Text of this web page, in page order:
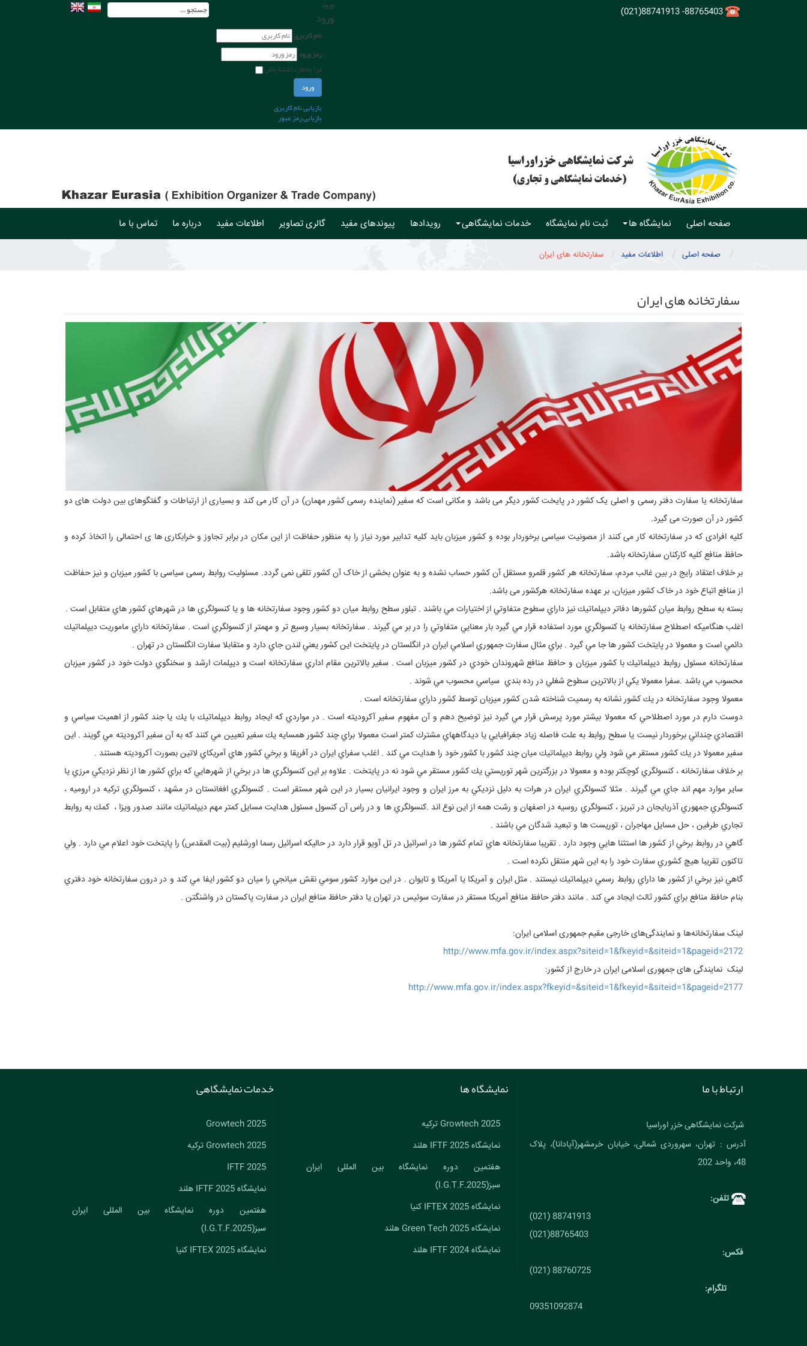
ورود
ورود
نام کاربری
رمز ورود
مرا بخاطر داشته باش
ورود
بازیابی نام کاربری
بازیابی رمز عبور
صفحه اصلی نمایشگاه ها ثبت نام نمایشگاه خدمات نمایشگاهی رویدادها پیوندهای مفید گالری تصاویر اطلاعات مفید درباره ما تماس با ما
صفحه اصلی اطلاعات مفید سفارتخانه های ایران
سفارتخانه های ایران
سفارتخانه یا سفارت دفتر رسمی و اصلی یک کشور در پایخت کشور دیگر می باشد و مکانی است که سفیر (نماینده رسمی کشور مهمان) در آن کار می کند و بسیاری از ارتباطات و گفتگوهای بین دولت های دو
کشور در آن صورت می گیرد.
کلیه افرادی که در سفارتخانه کار می کنند از مصونیت سیاسی برخوردار بوده و کشور میزبان باید کلیه تدابیر مورد نیاز را به منظور حفاظت از این مکان در برابر تجاوز و خرابکاری ها ی احتمالی را اتخاذ کرده و
حافظ منافع کلیه کارکنان سفارتخانه باشد.
بر خلاف اعتقاد رایج در بین غالب مردم، سفارتخانه هر کشور قلمرو مستقل آن کشور حساب نشده و به عنوان بخشی از خاک آن کشور تلقی نمی گردد. مسئولیت روابط رسمی سیاسی با کشور میزبان و نیز حفاظت
از منافع اتباع خود در خاک کشور میزبان، بر عهده سفارتخانه هرکشور می باشد.
بسته به سطح روابط ميان كشورها دفاتر ديپلماتيك نيز داراي سطوح متفاوتي از اختيارات مي باشند . تبلور سطح روابط ميان دو كشور وجود سفارتخانه ها و يا كنسولگري ها در شهرهاي كشور هاي متقابل است .
اغلب هنگاميكه اصطلاح سفارتخانه يا كنسولگري مورد استفاده قرار مي گيرد بار معنايي متفاوتي را در بر مي گيرند . سفارتخانه بسيار وسيع تر و مهمتر از كنسولگري است . سفارتخانه داراي ماموريت ديپلماتيك
دائمي است و معمولا در پايتخت كشور ها جا مي گيرد . براي مثال سفارت جمهوري اسلامي ايران در انگلستان در پايتخت اين كشور يعني لندن جاي دارد و متقابلا سفارت انگلستان در تهران .
سفارتخانه مسئول روابط ديپلماتيك با كشور ميزبان و حافظ منافع شهروندان خودي در كشور ميزبان است . سفير بالاترين مقام اداري سفارتخانه است و ديپلمات ارشد و سخنگوي دولت خود در كشور ميزبان
محسوب مي باشد .سفرا معمولا يكي از بالاترين سطوح شغلي در رده بندي سياسي محسوب مي شوند .
معمولا وجود سفارتخانه در يك كشور نشانه به رسميت شناخته شدن كشور ميزبان توسط كشور داراي سفارتخانه است .
دوست دارم در مورد اصطلاحي كه معمولا بيشتر مورد پرسش قرار مي گيرد نيز توضيح دهم و آن مفهوم سفير آكروديته است . در مواردي كه ايجاد روابط ديپلماتيك با يك يا جند كشور از اهميت سياسي و
اقتصادي چنداني برخوردار نيست يا سطح روابط به علت فاصله زياد جغرافيايي يا ديدگاههاي مشترك كمتر است معمولا براي چند كشور همسايه يك سفير تعيين مي كنند كه به آن سفير آكروديته مي گويند . اين
سفير معمولا در يك كشور مستقر مي شود ولي روابط ديپلماتيك ميان چند كشور با كشور خود را هدايت مي كند . اغلب سفراي ايران در آفريقا و برخي كشور هاي آمريكاي لاتين بصورت آكروديته هستند .
بر خلاف سفارتخانه ، كنسولگري كوچكتر بوده و معمولا در بزرگترين شهر توريستي يك كشور مستقر مي شود نه در پايتخت . علاوه بر اين كنسولگري ها در برخي از شهرهايي كه براي كشور ها از نظر نزديكي مرزي يا
ساير موارد مهم اند جاي مي گيرند . مثلا كنسولگري ايران در هرات به دليل نزديكي به مرز ايران و وجود ايرانيان بسيار در اين شهر مستقر است . كنسولگري افغانستان در مشهد ، كنسولگري تركيه در اروميه ،
كنسولگري جمهوري آذربايجان در تبريز ، كنسولگري روسيه در اصفهان و رشت همه از اين نوع اند .كنسولگري ها و در راس آن كنسول مسئول هدايت مسايل كمتر مهم ديپلماتيك مانند صدور ويزا ، كمك به روابط
تجاري طرفين ، حل مسايل مهاجران ، توريست ها و تبعيد شدگان مي باشند .
گاهي در روابط برخي از كشور ها استثنا هايي وجود دارد . تقريبا سفارتخانه هاي تمام كشور ها در اسرائيل در تل آويو قرار دارد در حاليكه اسرائيل رسما اورشليم (بيت المقدس) را پايتخت خود اعلام مي دارد . ولي
تاكنون تقريبا هيچ كشوري سفارت خود را به اين شهر منتقل نكرده است .
گاهي نيز برخي از كشور ها داراي روابط رسمي ديپلماتيك نيستند . مثل ايران و آمريكا يا آمريكا و تايوان . در اين موارد كشور سومي نقش ميانجي را ميان دو كشور ايفا مي كند و در درون سفارتخانه خود دفتري
بنام حافظ منافع براي كشور ثالث ايجاد مي كند . مانند دفتر حافظ منافع آمريكا مستقر در سفارت سوئيس در تهران يا دفتر حافظ منافع ايران در سفارت پاكستان در واشنگتن .
لینک سفارتخانه‌ها و نمایندگی‌های خارجی مقیم جمهوری اسلامی ایران:
http://www.mfa.gov.ir/index.aspx?siteid=1&fkeyid=&siteid=1&pageid=2172
لینک نمایندگی های جمهوری اسلامی ایران در خارج از کشور:
http://www.mfa.gov.ir/index.aspx?fkeyid=&siteid=1&fkeyid=&siteid=1&pageid=2177
ارتباط با ما
شرکت نمایشگاهی خزر اوراسیا
آدرس : تهران، سهروردی شمالی، خیابان خرمشهر(آپادانا)، پلاک
48، واحد 202
تلفن:
88741913 (021)
88765403(021)
فکس:
88760725 (021)
تلگرام:
09351092874
نمایشگاه ها
Growtech 2025 ترکیه
نمایشگاه IFTF 2025 هلند
هفتمین دوره نمایشگاه بین المللی ایران
سبز(I.G.T.F.2025)
نمایشگاه IFTEX 2025 کنیا
نمایشگاه Green Tech 2025 هلند
نمایشگاه IFTF 2024 هلند
خدمات نمایشگاهی
Growtech 2025
Growtech 2025 ترکیه
IFTF 2025
نمایشگاه IFTF 2025 هلند
هفتمین دوره نمایشگاه بین المللی ایران
سبز(I.G.T.F.2025)
نمایشگاه IFTEX 2025 کنیا